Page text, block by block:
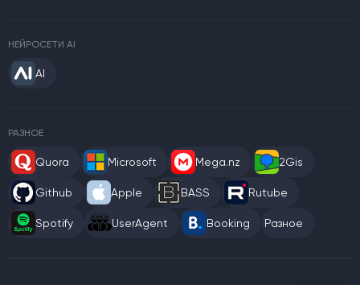
НЕЙРОСЕТИ AI
AI
РАЗНОЕ
Quora Microsoft Mega.nz 2Gis
Github Apple BASS Rutube
Spotify UserAgent Booking Разное